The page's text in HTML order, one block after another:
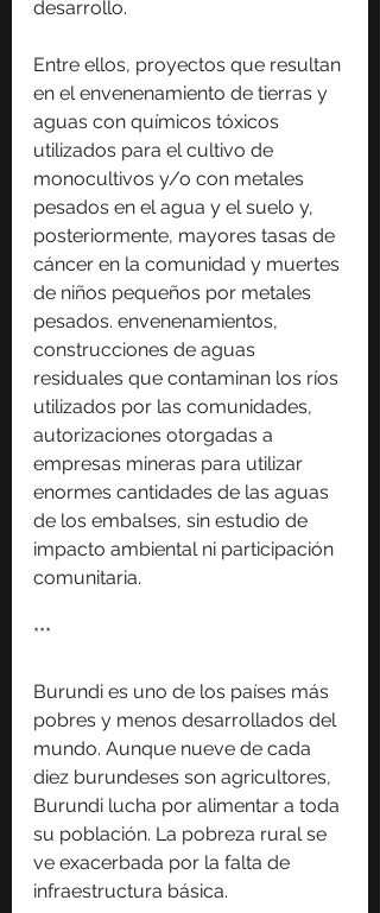
desarrollo.
Entre ellos, proyectos que resultan
en el envenenamiento de tierras y
aguas con químicos tóxicos
utilizados para el cultivo de
monocultivos y/o con metales
pesados ​​en el agua y el suelo y,
posteriormente, mayores tasas de
cáncer en la comunidad y muertes
de niños pequeños por metales
pesados. envenenamientos,
construcciones de aguas
residuales que contaminan los ríos
utilizados por las comunidades,
autorizaciones otorgadas a
empresas mineras para utilizar
enormes cantidades de las aguas
de los embalses, sin estudio de
impacto ambiental ni participación
comunitaria.
***
Burundi es uno de los países más
pobres y menos desarrollados del
mundo. Aunque nueve de cada
diez burundeses son agricultores,
Burundi lucha por alimentar a toda
su población. La pobreza rural se
ve exacerbada por la falta de
infraestructura básica.